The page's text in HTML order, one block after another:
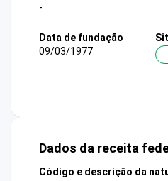
-
Data de fundação
09/03/1977
Dados da receita
Código e descrição da